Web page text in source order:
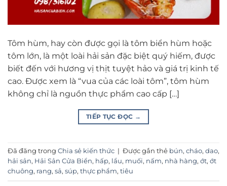
Tôm hùm, hay còn được gọi là tôm biển hùm hoặc
tôm lớn, là một loài hải sản đặc biệt quý hiếm, được
biết đến với hương vị thịt tuyệt hảo và giá trị kinh tế
cao. Được xem là “vua của các loài tôm”, tôm hùm
không chỉ là nguồn thực phẩm cao cấp […]
TIẾP TỤC ĐỌC →
Đã đăng trong Chia sẻ kiến thức | Được gắn thẻ bún, cháo, dao,
hải sản, Hải Sản Cửa Biển, hấp, lẩu, muối, nấm, nhà hàng, ớt, ớt
chuông, rang, sả, súp, thực phẩm, tiêu